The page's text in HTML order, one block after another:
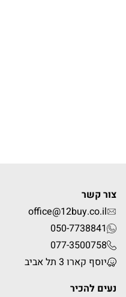
צור קשר
office@12buy.co.il
050-7738841
077-3500758
יוסף קארו 3 תל אביב
נעים להכיר